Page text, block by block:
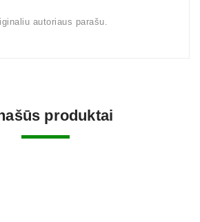
autoriaus parašu.
produktai